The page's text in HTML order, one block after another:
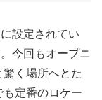
設定されてい
今回もオープニ
く場所へとた
定番のロケー